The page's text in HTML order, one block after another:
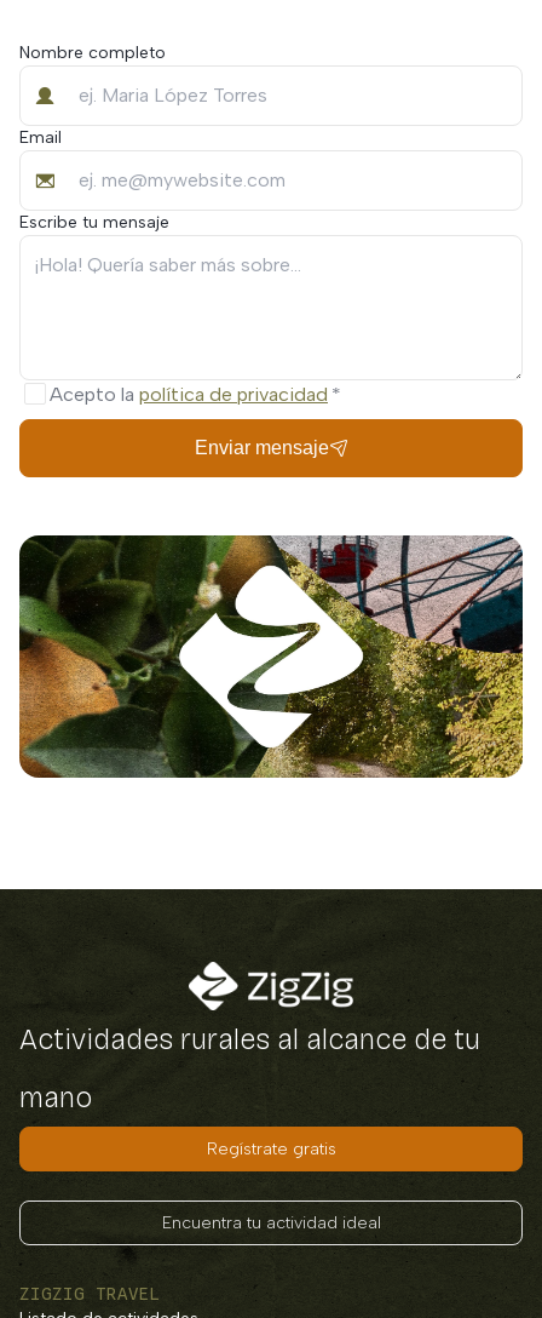
Nombre completo
Email
Escribe tu mensaje
Acepto la política de privacidad
Enviar mensaje
Actividades rurales al alcance de tu
mano
Regístrate gratis
Encuentra tu actividad ideal
ZIGZIG TRAVEL